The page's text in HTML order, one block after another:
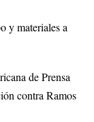
y materiales a
de Prensa
contra Ramos